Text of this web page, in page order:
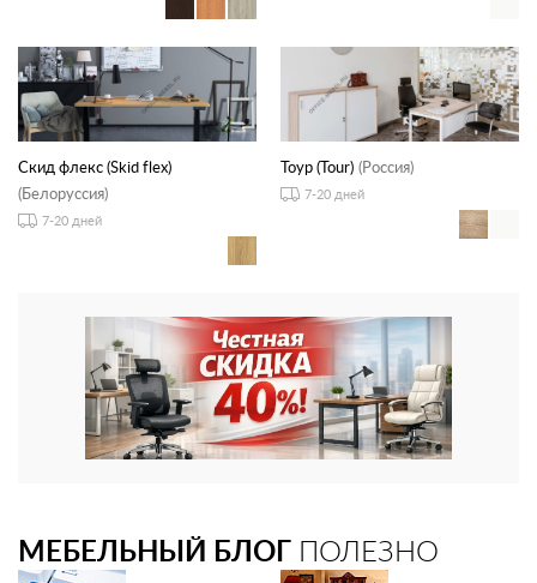
Скид флекс (Skid flex)
(Белоруссия)
7-20 дней
Тоур (Tour) (Россия)
7-20 дней
МЕБЕЛЬНЫЙ БЛОГ ПОЛЕЗНО